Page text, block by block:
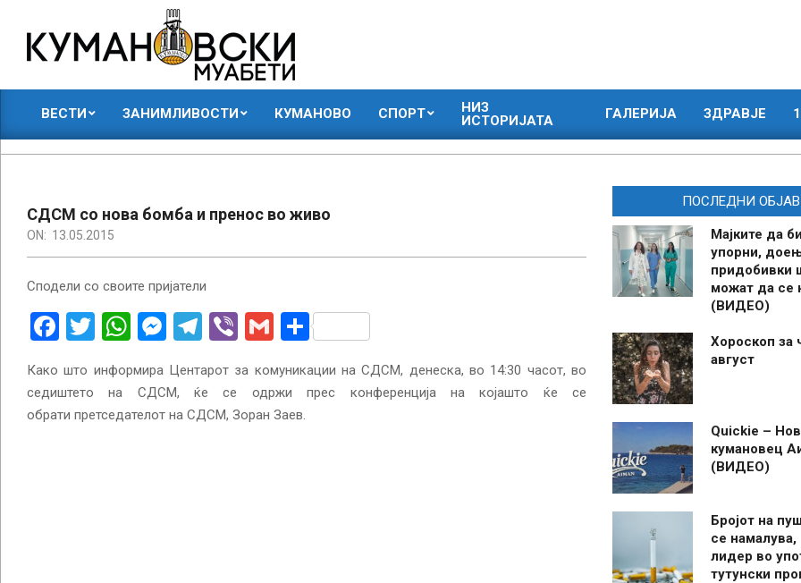
content
КУМАНОВСКИ
МУАБЕТИ
ВЕСТИ ЗАНИМЛИВОСТИ КУМАНОВО СПОРТ
НИЗ
ИСТОРИЈАТА
ГАЛЕРИЈА ЗДРАВЈЕ
СДСМ со нова бомба и пренос во живо
ON: 13.05.2015
Сподели со своите пријатели
Facebook
Twitter
WhatsApp
Messenger
Telegram
ViberGmailShare
Како што информира Центарот за комуникации на СДСМ, денеска, во 14:30 часот, во
седиштето на СДСМ, ќе се одржи прес конференција на којашто ќе се
обрати претседателот на СДСМ, Зоран Заев.
ПОСЛЕДНИ
Мајките да
упорни,
придобивки
можат да се
(ВИДЕО)
Хороскоп за
август
Quickie –
кумановец
(ВИДЕО)
Бројот на
се намалува,
лидер во
тутунски